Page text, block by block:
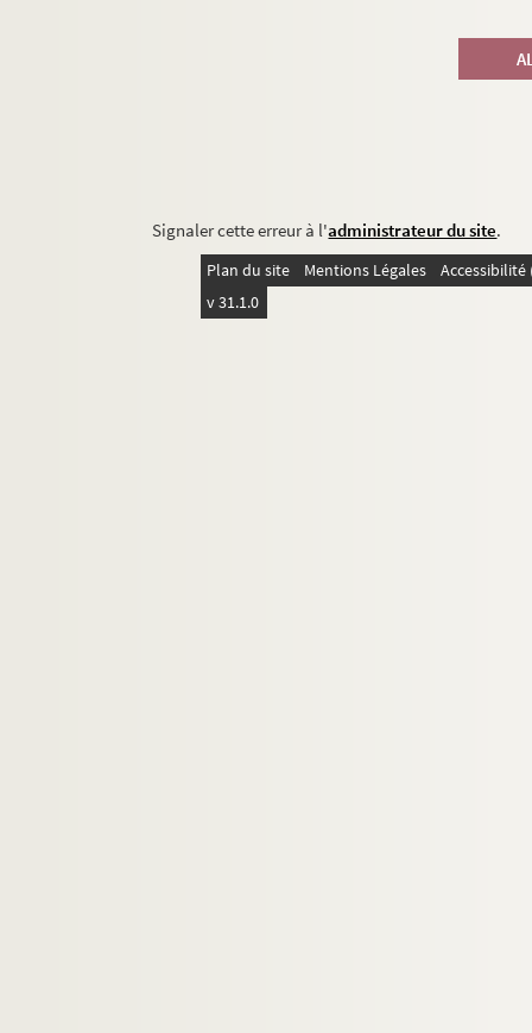
Signaler cette erreur à l'administrateur du site.
Plan du site Mentions Légales
v 31.1.0